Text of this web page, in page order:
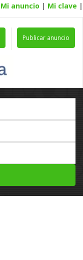
Mi anuncio | Mi clave |
Publicar anuncio